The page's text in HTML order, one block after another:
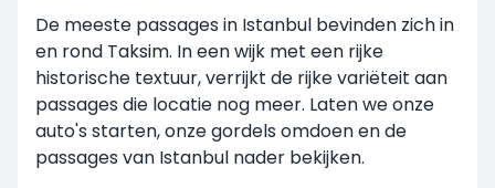
De meeste passages in Istanbul bevinden zich in
en rond Taksim. In een wijk met een rijke
historische textuur, verrijkt de rijke variëteit aan
passages die locatie nog meer. Laten we onze
auto's starten, onze gordels omdoen en de
passages van Istanbul nader bekijken.